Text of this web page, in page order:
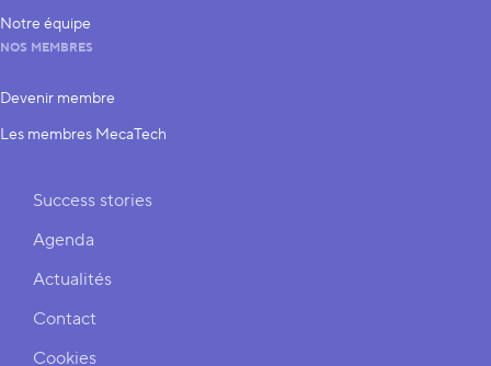
Notre équipe
NOS MEMBRES
Devenir membre
Les membres MecaTech
Liens rapides
Success stories
Agenda
Actualités
Contact
Cookies